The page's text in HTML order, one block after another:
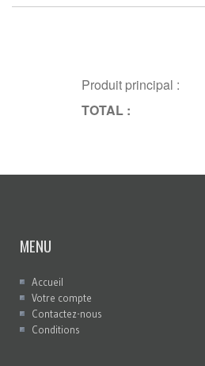
Produit principal :
TOTAL :
MENU
Accueil
Votre compte
Contactez-nous
Conditions